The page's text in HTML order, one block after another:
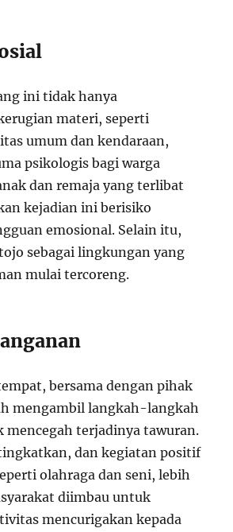
ini tidak hanya
materi, seperti
umum dan kendaraan,
psikologis bagi warga
dan remaja yang terlibat
kejadian ini berisiko
emosional. Selain itu,
sebagai lingkungan yang
mulai tercoreng.
bersama dengan pihak
mengambil langkah-langkah
terjadinya tawuran.
dan kegiatan positif
olahraga dan seni, lebih
diimbau untuk
mencurigakan kepada